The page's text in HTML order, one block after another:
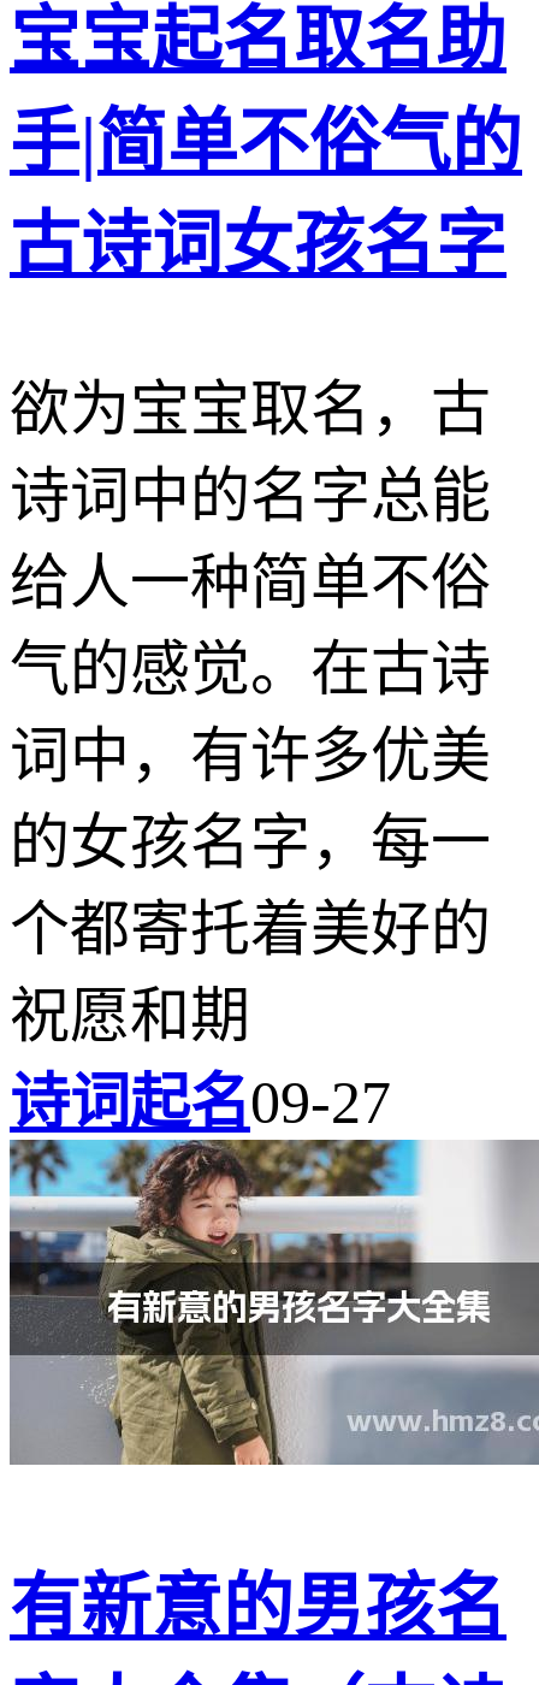
宝宝起名取名助
手|简单不俗气的
古诗词女孩名字
欲为宝宝取名，古
诗词中的名字总能
给人一种简单不俗
气的感觉。在古诗
词中，有许多优美
的女孩名字，每一
个都寄托着美好的
祝愿和期
诗词起名09-27
有新意的男孩名